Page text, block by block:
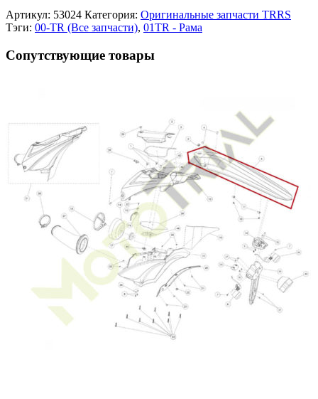
Артикул: 53024 Категория: Оригинальные запчасти TRRS
Тэги: 00-TR (Все запчасти), 01TR - Рама
Сопутствующие товары